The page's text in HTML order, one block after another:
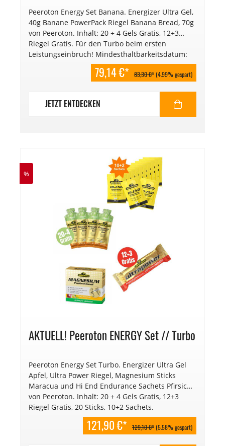
Peeroton Energy Set Banana. Energizer Ultra Gel,
40g Banane PowerPack Riegel Banana Bread, 70g
von Peeroton. Inhalt: 20 + 4 Gels Gratis, 12+3
Riegel Gratis. Für den Turbo beim ersten
Leistungseinbruch! Mindesthaltbarkeitsdatum:
79,14 €* 83,30 €*(4.99% gespart)
JETZT ENTDECKEN
%
AKTUELL! Peeroton ENERGY Set // Turbo
Peeroton Energy Set Turbo. Energizer Ultra Gel
Apfel, Ultra Power Riegel, Magnesium Sticks
Maracua und Hi End Endurance Sachets Pfirsich
von Peeroton. Inhalt: 20 + 4 Gels Gratis, 12+3
Riegel Gratis, 20 Sticks, 10+2 Sachets.
Mindesthaltbarkeitsdatum: 2027.
121,90 €* 129,10 €*(5.58% gespart)